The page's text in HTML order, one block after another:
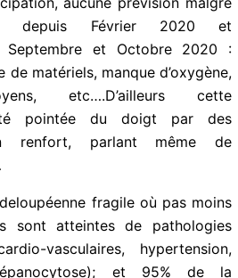
étonnant car rien de sérieux
anticipation, aucune prévision
depuis Février 2020 et
Septembre et Octobre 2020 :
de matériels, manque
moyens, etc….D’ailleurs cette
pointée du doigt par des
fragile où pas
sont atteintes de